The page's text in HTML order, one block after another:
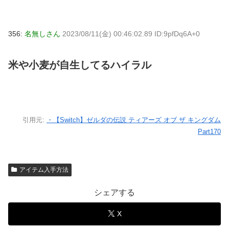
356: 名無しさん 2023/08/11(金) 00:46:02.89 ID:9pfDq6A+0
米や小麦が自生してるハイラル
引用元:
・【Switch】ゼルダの伝説 ティアーズ オブ ザ キングダム
Part170
アイテム入手方法
シェアする
X